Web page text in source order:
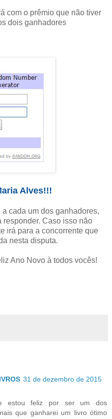
com o prêmio que não tiver
dois ganhadores
Alves!!!
cada um dos ganhadores,
responder. Caso isso não
irá para a concorrente que
nesta disputa.
Ano Novo à todos vocês!
31 de dezembro de 2015
estou feliz por ser um dos
que ganharei um livro ótimo